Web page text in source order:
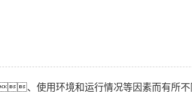
、使用环境和运行情况等因素而有所